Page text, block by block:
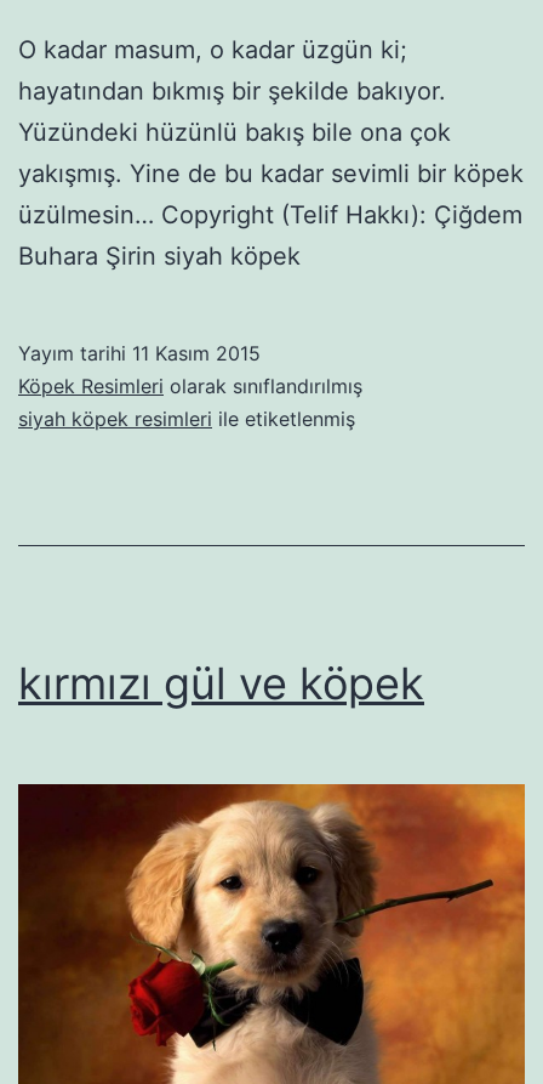
O kadar masum, o kadar üzgün ki;
hayatından bıkmış bir şekilde bakıyor.
Yüzündeki hüzünlü bakış bile ona çok
yakışmış. Yine de bu kadar sevimli bir köpek
üzülmesin… Copyright (Telif Hakkı): Çiğdem
Buhara Şirin siyah köpek
Yayım tarihi 11 Kasım 2015
Köpek Resimleri olarak sınıflandırılmış
siyah köpek resimleri ile etiketlenmiş
kırmızı gül ve köpek